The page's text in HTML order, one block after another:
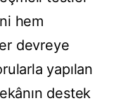
hem
devreye
yapılan
destek